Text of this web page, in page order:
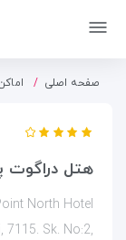
صفحه اصلی
هتل دراگوت
North Hotel
7115. Sk. No:2,